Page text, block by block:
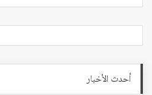
أحدث الأخبار